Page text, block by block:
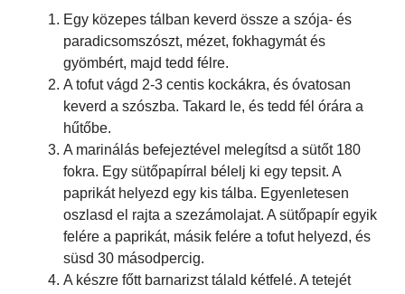
Egy közepes tálban keverd össze a szója- és
paradicsomszószt, mézet, fokhagymát és
gyömbért, majd tedd félre.
A tofut vágd 2-3 centis kockákra, és óvatosan
keverd a szószba. Takard le, és tedd fél órára a
hűtőbe.
A marinálás befejeztével melegítsd a sütőt 180
fokra. Egy sütőpapírral bélelj ki egy tepsit. A
paprikát helyezd egy kis tálba. Egyenletesen
oszlasd el rajta a szezámolajat. A sütőpapír egyik
felére a paprikát, másik felére a tofut helyezd, és
süsd 30 másodpercig.
A készre főtt barnarizst tálald kétfelé. A tetejét